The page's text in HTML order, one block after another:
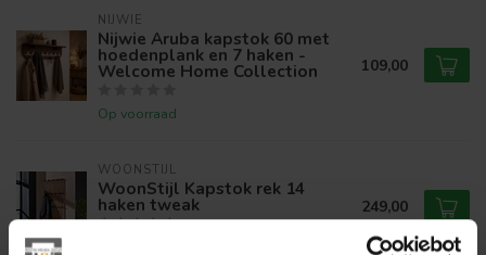
NIJWIE
Nijwie Aruba kapstok 60 met
hoedenplank en 7 haken -
Welcome Home Collection
Op voorraad
109,00
WOONSTIJL
WoonStijl Kapstok rek 14
haken tweak 249,00